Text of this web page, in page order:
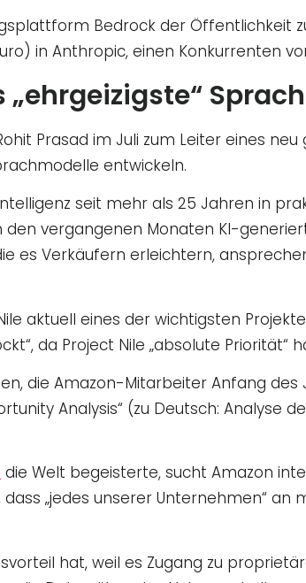
Bedrock der Öffentlichkeit
in Anthropic, einen Konkurrenten
„ehrgeizigste“
Prasad im Juli zum Leiter eines
entwickeln.
seit mehr als 25 Jahren in
vergangenen Monaten KI-
es Verkäufern erleichtern,
aktuell eines der wichtigsten
da Project Nile „absolute Priorität“
die Amazon-Mitarbeiter Anfang
Analysis“ (zu Deutsch: Analyse
die Welt begeisterte, sucht Amazon
„jedes unserer Unternehmen“
hat, weil es Zugang zu